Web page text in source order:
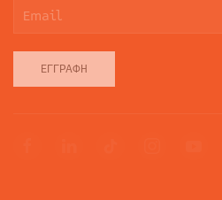
ΕΓΓΡΑΦΉ